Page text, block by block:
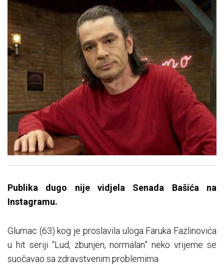
Publika dugo nije vidjela Senada Bašića na
Instagramu.
Glumac (63) kog je proslavila uloga Faruka Fazlinovića
u hit seriji “Lud, zbunjen, normalan” neko vrijeme se
suočavao sa zdravstvenim problemima.